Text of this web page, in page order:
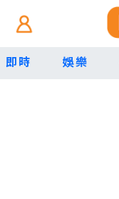
即時 娛樂